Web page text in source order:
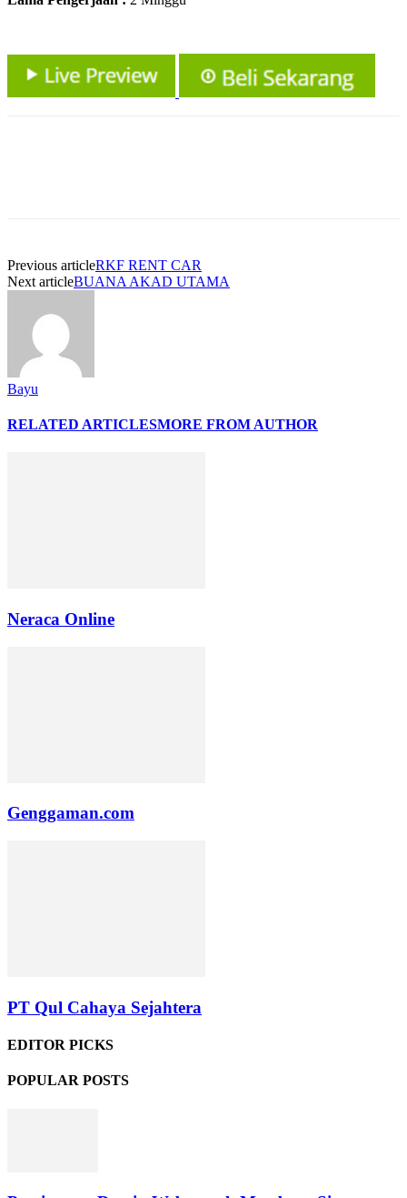
Previous articleRKF RENT CAR
Next articleBUANA AKAD UTAMA
Bayu
RELATED ARTICLESMORE FROM AUTHOR
Neraca Online
Genggaman.com
PT Qul Cahaya Sejahtera
EDITOR PICKS
POPULAR POSTS